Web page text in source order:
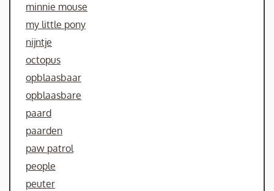
minnie mouse
my little pony
nijntje
octopus
opblaasbaar
opblaasbare
paard
paarden
paw patrol
people
peuter